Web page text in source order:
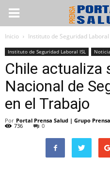
Inicio Instituto de Seguridad Laboral
Instituto de Seguridad Laboral ISL
Chile actualiza
Nacional de
en el Trabajo
Por Portal Prensa Salud | Grupo
736 0